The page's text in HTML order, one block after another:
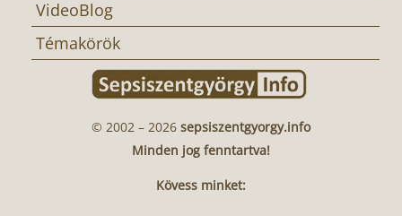
VideoBlog
Témakörök
© 2002 – 2026 sepsiszentgyorgy.info
Minden jog fenntartva!
Kövess minket: